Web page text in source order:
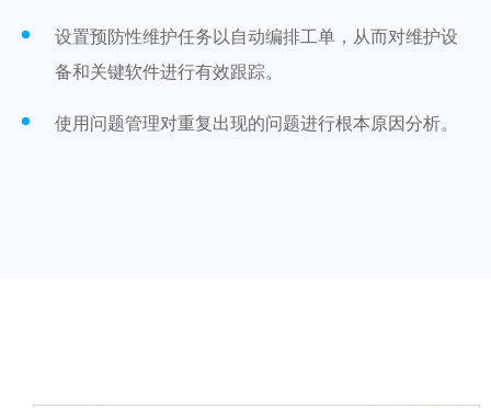
设置预防性维护任务以自动编排工单，从而对维护设
备和关键软件进行有效跟踪。
使用问题管理对重复出现的问题进行根本原因分析。